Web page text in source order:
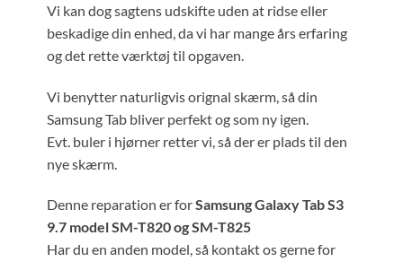
Vi kan dog sagtens udskifte uden at ridse eller
beskadige din enhed, da vi har mange års erfaring
og det rette værktøj til opgaven.
Vi benytter naturligvis orignal skærm, så din
Samsung Tab bliver perfekt og som ny igen.
Evt. buler i hjørner retter vi, så der er plads til den
nye skærm.
Denne reparation er forSamsung Galaxy Tab S3
9.7 model SM-T820 og SM-T825
Har du en anden model, så kontakt os gerne for